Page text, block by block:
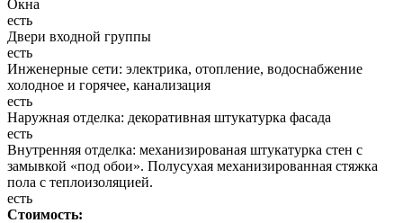
Окна
есть
Двери входной группы
есть
Инженерные сети: электрика, отопление, водоснабжение
холодное и горячее, канализация
есть
Наружная отделка: декоративная штукатурка фасада
есть
Внутренняя отделка: механизированая штукатурка стен с
замывкой «под обои». Полусухая механизированная стяжка
пола с теплоизоляцией.
есть
Стоимость: